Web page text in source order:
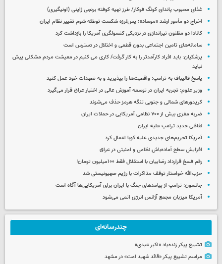
غذای محبوب پاندای کونگ فوکار/ طرز تهیه کوفته برنجی ژاپنی (اونیگیری)
اخراج دو مأمور ارشد «موساد»؛ پس‌لرزه شکست توطئه شوم تغییر نظام ایران
کانادا دو مظنون تیراندازی در نزدیکی کنسولگری آمریکا را بازداشت کرد
سامانه‌های تامین اجتماعی بدون قطعی و اختلال در دسترس است
پزشکیان: باید افراد کارآمدتر را به کار گرفت/ کاری می کنیم در معیشت مردم مشکلی پیش
نیاید
پاسخ قالیباف به ترامپ: واقعیت‌ها را بپذیرید و به تعهدات خود عمل کنید
وزیر علوم: تجربه ایران در توسعه آموزش عالی در اختیار عراق قرار می‌گیرد
کریدورهای شمالی و جنوبی تنگه هرمز حذف می‌شوند
ضربه مغزی بیش از ۷۰۰ نظامی آمریکایی در حملات ایران
لفاظی جدید ترامپ علیه ایران
آمریکا تحریم‌های جدیدی علیه کوبا اعمال کرد
افزایش سطح آماده‌باش نظامی و امنیتی در عراق
رقم فسخ قرارداد رضاییان با استقلال فقط ۱۰۰میلیون تومان!
حزب‌الله خواستار توقف مذاکرات با رژیم صهیونیستی شد
جانسون: ترامپ از پیامدهای جنگ با ایران برای آمریکایی‌ها آگاه است
آمریکا میزبان مجمع آژانس انرژی اتمی می‌شود
چندرسانه‌ای
تشییع پیکر زنده‌یاد «اکبر عبدی»
مراسم تشییع پیکر «قائد شهید امت» در مشهد